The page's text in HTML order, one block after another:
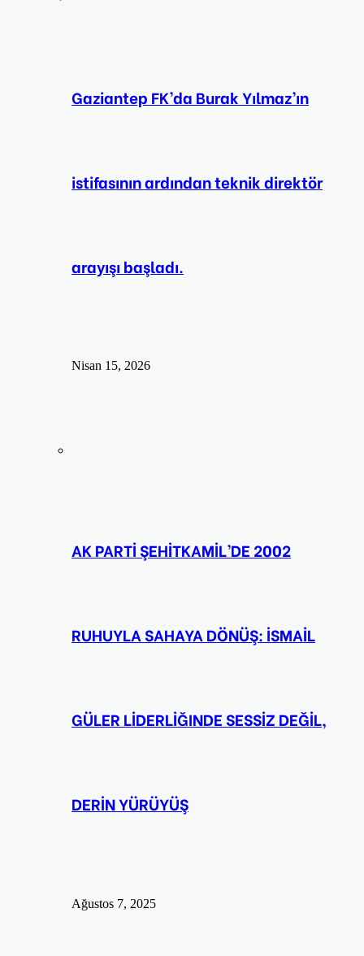
Gaziantep FK’da Burak Yılmaz’ın
istifasının ardından teknik direktör
arayışı başladı.
Nisan 15, 2026
AK PARTİ ŞEHİTKAMİL’DE 2002
RUHUYLA SAHAYA DÖNÜŞ: İSMAİL
GÜLER LİDERLİĞINDE SESSİZ DEĞİL,
DERİN YÜRÜYÜŞ
Ağustos 7, 2025